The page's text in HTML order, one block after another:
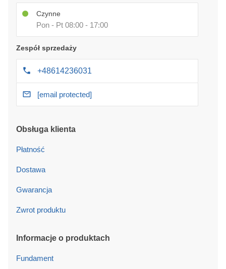
Czynne
Pon - Pt 08:00 - 17:00
Zespół sprzedaży
+48614236031
[email protected]
Obsługa klienta
Płatność
Dostawa
Gwarancja
Zwrot produktu
Informacje o produktach
Fundament